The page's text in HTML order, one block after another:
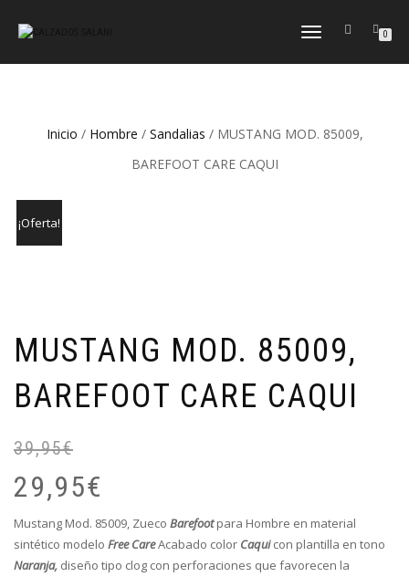
CAMBIAR
0
Inicio / Hombre / Sandalias / MUSTANG MOD. 85009,
BAREFOOT CARE CAQUI
¡Oferta!
MUSTANG MOD. 85009,
BAREFOOT CARE CAQUI
39,95€
29,95€
Mustang Mod. 85009, Zueco Barefootpara Hombre en material
sintético modelo Free CareAcabado color Caquicon plantilla en tono
Naranja, diseño tipo clog con perforaciones que favorecen la